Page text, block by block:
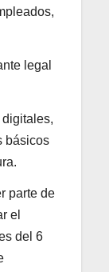
legal
básicos
parte de
el
del 6